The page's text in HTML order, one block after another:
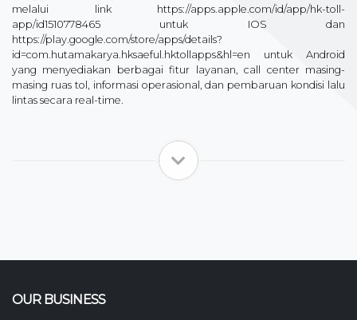
melalui link https://apps.apple.com/id/app/hk-toll-
app/id1510778465 untuk IOS dan
https://play.google.com/store/apps/details?
id=com.hutamakarya.hksaeful.hktollapps&hl=en untuk Android
yang menyediakan berbagai fitur layanan, call center masing-
masing ruas tol, informasi operasional, dan pembaruan kondisi lalu
lintas secara real-time.
OUR BUSINESS